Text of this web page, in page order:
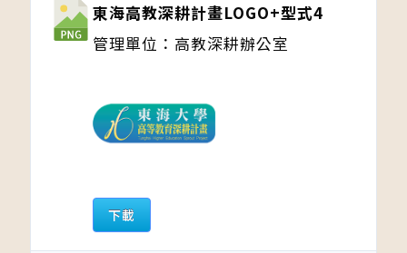
東海高教深耕計畫LOGO+型式4
管理單位：高教深耕辦公室
下載